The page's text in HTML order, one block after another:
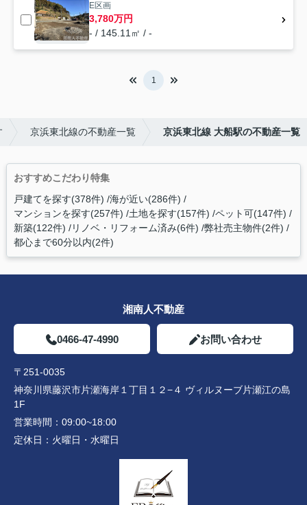
E区画
3,780万円
- / 145.11㎡ / -
1
京浜東北線の不動産一覧 京浜東北線 大船駅の不動産一覧
おすすめこだわり特集
戸建てを探す(378件) 海が近い(286件)
マンションを探す(257件) 土地を探す(157件) ペット可(147件)
新築(122件) リノベ・リフォーム済み(6件) 弊社売主物件(2件)
都心まで60分以内(2件)
湘南人不動産
0466-47-4990 お問い合わせ
〒251-0035
神奈川県藤沢市片瀬海岸１丁目１２−４ ヴィルヌーブ片瀬江の島
1F
営業時間： 09:00~18:00
定休日： 火曜日・水曜日